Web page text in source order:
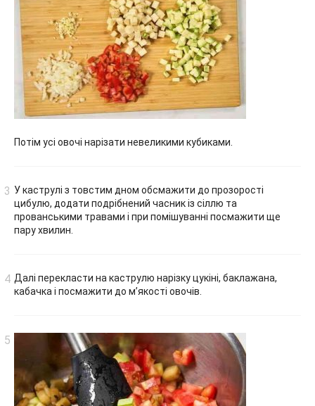
Потім усі овочі нарізати невеликими кубиками.
У каструлі з товстим дном обсмажити до прозорості
цибулю, додати подрібнений часник із сіллю та
прованськими травами і при помішуванні посмажити ще
пару хвилин.
Далі перекласти на каструлю нарізку цукіні, баклажана,
кабачка і посмажити до м’якості овочів.